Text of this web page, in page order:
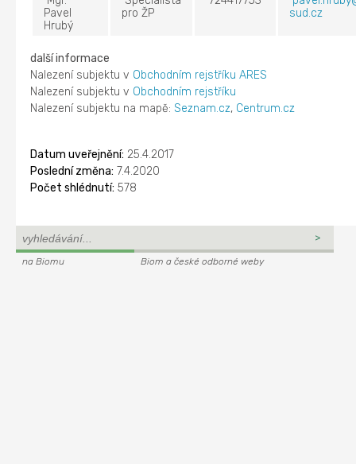
Pavel
Hrubý
pro ŽP
sud.cz
další informace
Nalezení subjektu v Obchodním rejstříku ARES
Nalezení subjektu v Obchodním rejstříku
Nalezení subjektu na mapě:Seznam.cz, Centrum.cz
Datum uveřejnění: 25.4.2017
Poslední změna: 7.4.2020
Počet shlédnutí: 578
na Biomu Biom a české odborné weby